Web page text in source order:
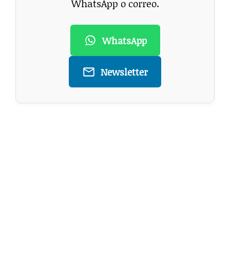
WhatsApp o correo.
WhatsApp
Newsletter